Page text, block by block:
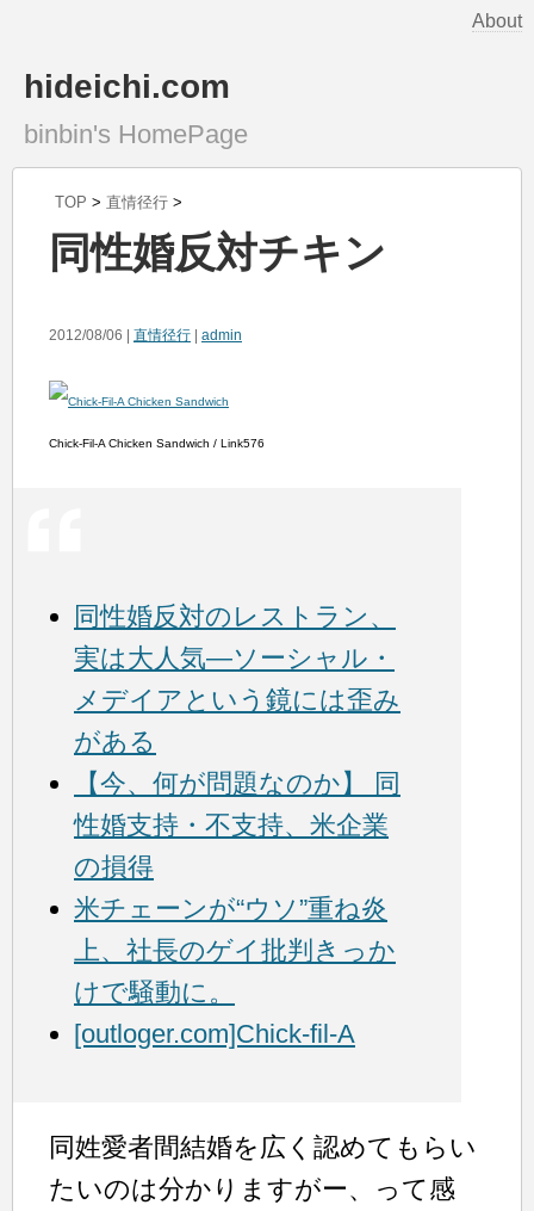
About
hideichi.com
binbin's HomePage
TOP > 直情径行 >
同性婚反対チキン
2012/08/06 | 直情径行 admin
Chick-Fil-A Chicken Sandwich / Link576
同性婚反対のレストラン、
実は大人気―ソーシャル・
メデイアという鏡には歪み
がある
【今、何が問題なのか】 同
性婚支持・不支持、米企業
の損得
米チェーンが“ウソ”重ね炎
上、社長のゲイ批判きっか
けで騒動に。
[outloger.com]Chick-fil-A
同姓愛者間結婚を広く認めてもらい
たいのは分かりますがー、って感